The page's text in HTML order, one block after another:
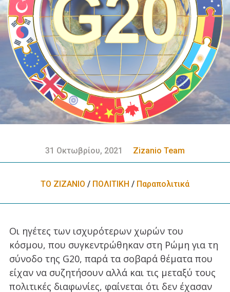
31 Οκτωβρίου, 2021 Zizanio Team
ΤΟ ΖΙΖΑΝΙΟ / ΠΟΛΙΤΙΚΗ / Παραπολιτικά
Οι ηγέτες των ισχυρότερων χωρών του
κόσμου, που συγκεντρώθηκαν στη Ρώμη για τη
σύνοδο της G20, παρά τα σοβαρά θέματα που
είχαν να συζητήσουν αλλά και τις μεταξύ τους
πολιτικές διαφωνίες, φαίνεται ότι δεν έχασαν